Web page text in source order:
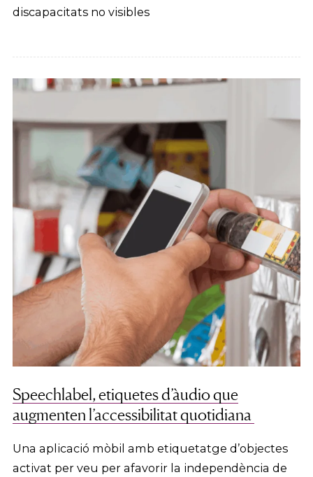
discapacitats no visibles
Speechlabel, etiquetes d’àudio que
augmenten l’accessibilitat quotidiana
Una aplicació mòbil amb etiquetatge d’objectes
activat per veu per afavorir la independència de